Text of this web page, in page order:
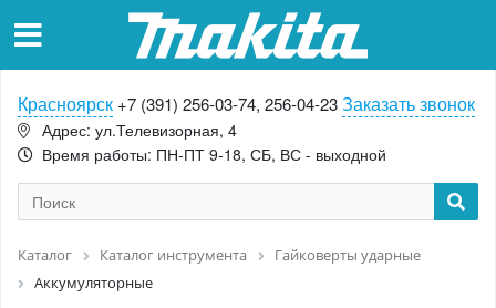
Красноярск +7 (391) 256-03-74, 256-04-23Заказать звонок
Адрес: ул.Телевизорная, 4
Время работы: ПН-ПТ 9-18, СБ, ВС - выходной
Каталог Каталог инструмента
Гайковерты ударные
Аккумуляторные